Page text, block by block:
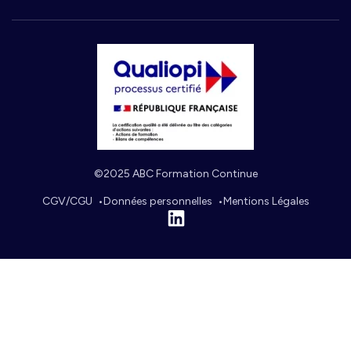
©2025 ABC Formation Continue
CGV/CGU Données personnelles
Mentions Légales
Linkedin